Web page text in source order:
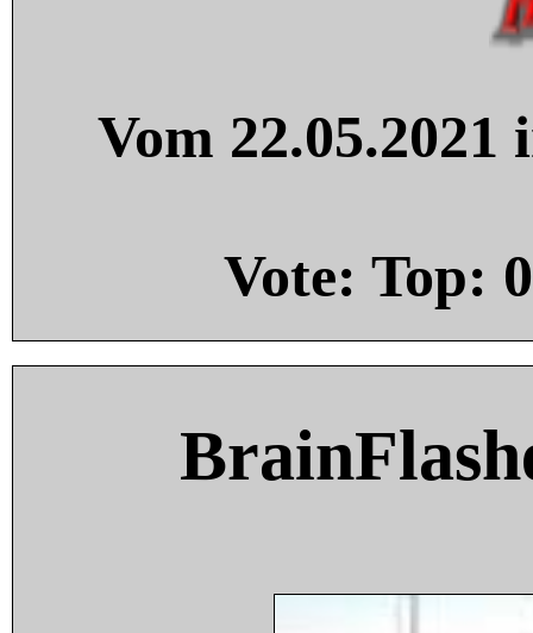
Vom
Vote: Top: 0